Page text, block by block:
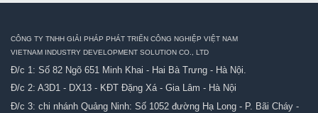
CÔNG TY TNHH GIẢI PHÁP PHÁT TRIỂN CÔNG NGHIỆP VIỆT NAM
VIETNAM INDUSTRY DEVELOPMENT SOLUTION CO., LTD
Đ/c 1: Số 82 Ngõ 651 Minh Khai - Hai Bà Trưng - Hà Nội.
Đ/c 2: A3D1 - DX13 - KĐT Đặng Xá - Gia Lâm - Hà Nội
Đ/c 3: chi nhánh Quảng Ninh: Số 1052 đường Hạ Long - P. Bãi Cháy -